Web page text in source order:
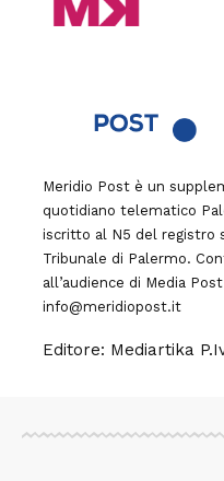
Meridio Post è un
quotidiano telematico
iscritto al N5 del registro
Tribunale di Palermo.
all’audience di Media
info@meridiopost.it
Editore: Mediartika